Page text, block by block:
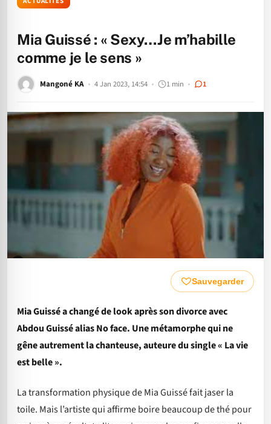
Mia Guissé : « Sexy…Je m’habille
comme je le sens »
Mangoné KA 4 Jan 2023, 14:54 1 min 1
Sauvegarder
Mia Guissé a changé de look après son divorce avec
Abdou Guissé alias No face. Une métamorphe qui ne
gêne autrement la chanteuse, auteure du single « La vie
est belle ».
La transformation physique de Mia Guissé fait jaser la
toile. Mais l’artiste qui affirme boire beaucoup de thé pour